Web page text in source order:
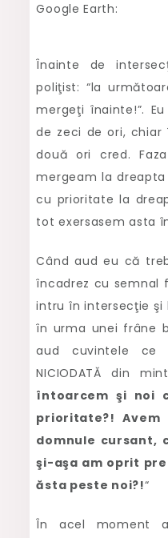
Google Earth:
Înainte de
poliţist: “la
mergeţi înainte!”.
de zeci de ori, chiar
două ori cred.
mergeam la
cu prioritate la
tot exersasem asta
Când aud eu că
încadrez cu semnal
intru în intersecţie
în urma unei frâne
aud cuvintele
NICIODATĂ din
întoarcem şi noi
prioritate?!
domnule cursant,
şi-aşa am oprit
ăsta peste noi?!“
În acel moment